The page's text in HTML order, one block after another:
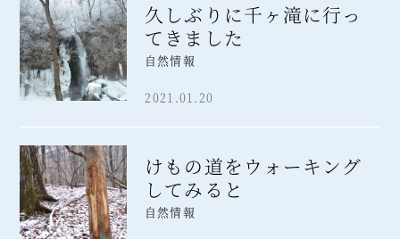
久しぶりに千ヶ滝に行っ
てきました
自然情報
2021.01.20
けもの道をウォーキング
してみると
自然情報